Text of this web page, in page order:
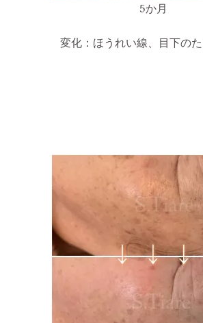
5か月
変化：ほうれい線、目下の